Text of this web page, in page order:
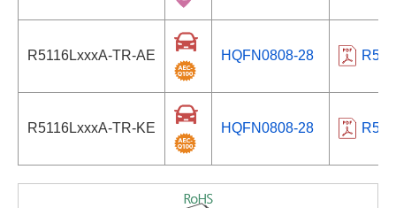
R5116LxxxA-TR-AE HQFN0808-28
R5116LxxxA-TR-KE HQFN0808-28